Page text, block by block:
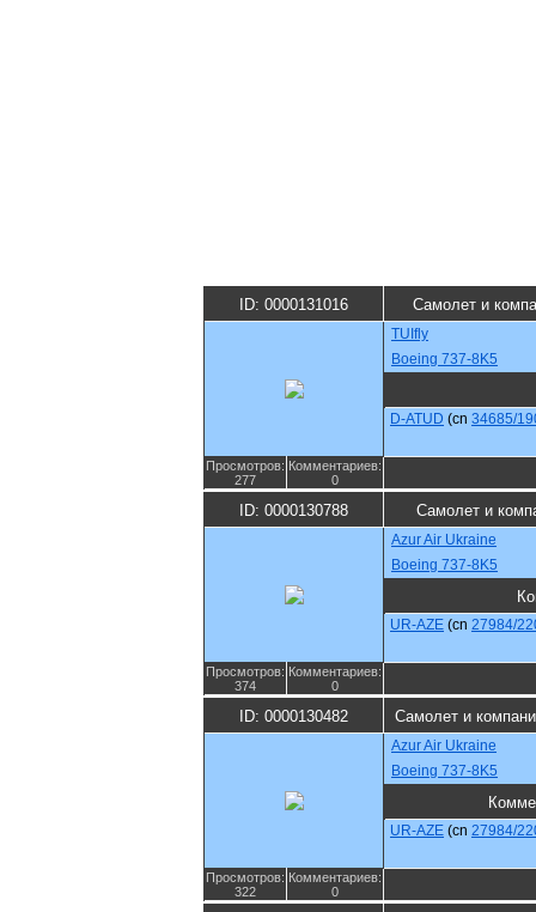
ID: 0000131016 Самолет и
TUIfly
Boeing 737-8K5
D-ATUD (cn 34685/
Просмотров:
277
Комментариев:
0
ID: 0000130788 Самолет и
Azur Air Ukraine
Boeing 737-8K5
UR-AZE (cn 27984/
Просмотров:
374
Комментариев:
0
ID: 0000130482 Самолет и
Azur Air Ukraine
Boeing 737-8K5
UR-AZE (cn 27984/
Просмотров:
322
Комментариев:
0